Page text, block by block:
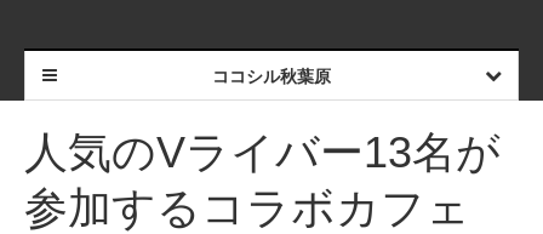
ココシル秋葉原
人気のVライバー13名が
参加するコラボカフェ